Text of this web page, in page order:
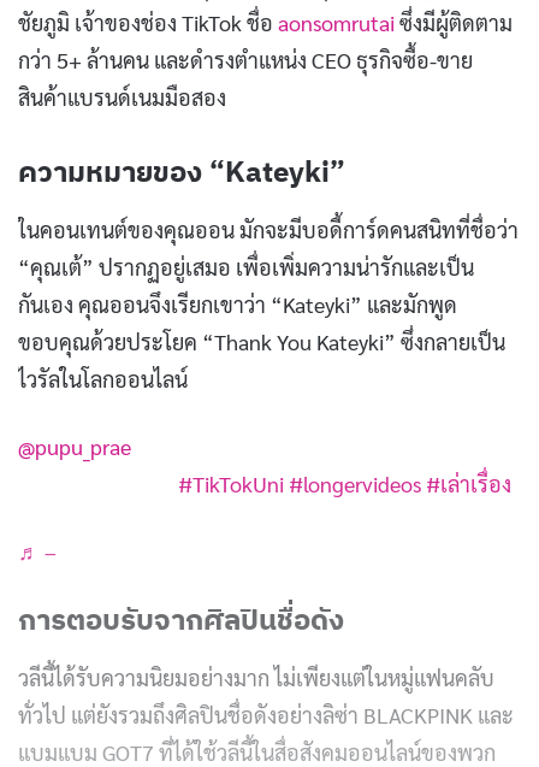
ชัยภูมิ เจ้าของช่อง TikTok ชื่อ aonsomrutaiซึ่งมีผู้ติดตาม
กว่า 5+ ล้านคน และดำรงตำแหน่ง CEO ธุรกิจซื้อ-ขาย
สินค้าแบรนด์เนมมือสอง
ความหมายของ “Kateyki”
ในคอนเทนต์ของคุณออน มักจะมีบอดี้การ์ดคนสนิทที่ชื่อว่า
“คุณเต้” ปรากฏอยู่เสมอ เพื่อเพิ่มความน่ารักและเป็น
กันเอง คุณออนจึงเรียกเขาว่า “Kateyki” และมักพูด
ขอบคุณด้วยประโยค “Thank You Kateyki” ซึ่งกลายเป็น
ไวรัลในโลกออนไลน์
@pupu_prae
#TikTokUni #longervideos #เล่าเรื่อง
♬ –
การตอบรับจากศิลปินชื่อดัง
วลีนี้ได้รับความนิยมอย่างมาก ไม่เพียงแต่ในหมู่แฟนคลับ
ทั่วไป แต่ยังรวมถึงศิลปินชื่อดังอย่างลิซ่า BLACKPINK และ
แบมแบม GOT7 ที่ได้ใช้วลีนี้ในสื่อสังคมออนไลน์ของพวก